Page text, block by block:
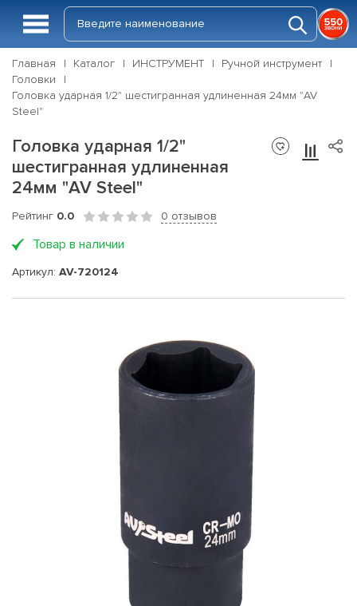
Главная Каталог ИНСТРУМЕНТ
Ручной инструмент
Головки
Головка ударная 1/2" шестигранная удлиненная 24мм "AV
Steel"
Головка ударная 1/2"
шестигранная удлиненная
24мм "AV Steel"
Рейтинг 0.0 0 отзывов
Товар в наличии
Артикул: AV-720124